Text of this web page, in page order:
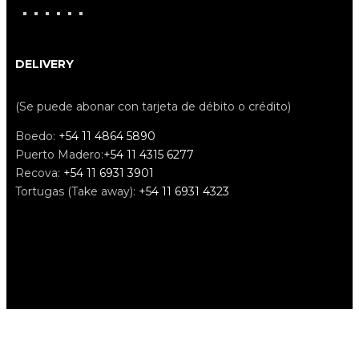
DELIVERY
(Se puede abonar con tarjeta de débito o crédito)
Boedo: +54 11 4864 5890
Puerto Madero:+54 11 4315 6277
Recova: +54 11 6931 3901
Tortugas (Take away): +54 11 6931 4323